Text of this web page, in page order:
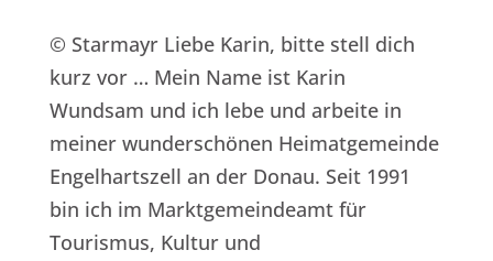
© Starmayr Liebe Karin, bitte stell dich
kurz vor … Mein Name ist Karin
Wundsam und ich lebe und arbeite in
meiner wunderschönen Heimatgemeinde
Engelhartszell an der Donau. Seit 1991
bin ich im Marktgemeindeamt für
Tourismus, Kultur und